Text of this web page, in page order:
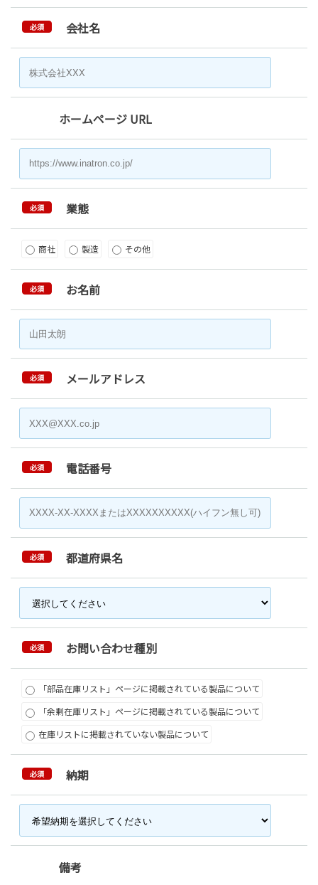
必須 会社名
ホームページ URL
必須 業態
商社 製造 その他
必須 お名前
必須 メールアドレス
必須 電話番号
必須 都道府県名
必須 お問い合わせ種別
「部品在庫リスト」ページに掲載されている製品について
「余剰在庫リスト」ページに掲載されている製品について
在庫リストに掲載されていない製品について
必須 納期
備考